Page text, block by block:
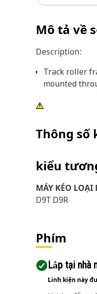
Mô tả về
Description:
Track roller
mounted
Thông số
kiểu
MÁY KÉO LOẠI
D9T D9R
Phím
Lắp tại nhà
Linh kiện này